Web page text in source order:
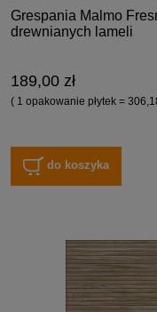
Grespania Malmo
drewnianych lameli
189,00 zł
( 1 opakowanie płytek =
do koszyka